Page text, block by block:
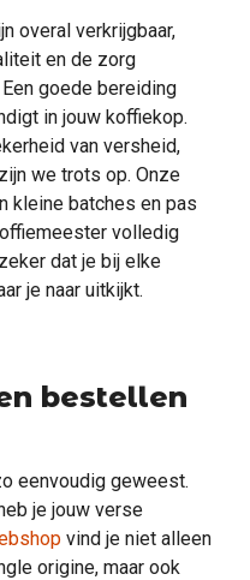
overal verkrijgbaar,
en de zorg
goede bereiding
in jouw koffiekop.
van versheid,
we trots op. Onze
kleine batches en pas
volledig
dat je bij elke
je naar uitkijkt.
bestellen
eenvoudig geweest.
je jouw verse
vind je niet alleen
origine, maar ook